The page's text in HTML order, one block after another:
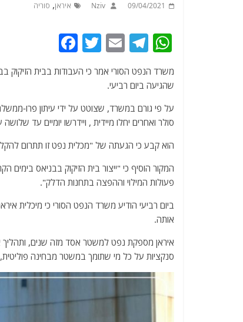
09/04/2021
Nziv איראן, סוריה
W
at
s
A
p
p
T
e
g
ra
m
E
ai
l
T
itt
er
c
e
b
o
o
k
משרד הנפט הסורי אמר כי העבודות בבית הזיקוק
שהגיעה ביום רביעי.
על פי גורם במשרד, שצוטט על ידי עיתון פרו-
סולר ואחרים יחלו מיידית , ויידרשו יומיים עד
הוא קבע כי הגעתה של "מכלית נפט זו תתרום
המקור הוסיף כי "ייצור בית הזיקוק בבניאס בימים
פעולות המילוי וההפצה בתחנות הדלק".
ביום רביעי הודיע ​​משרד הנפט הסורי כי מיכלית
אותה.
איראן מספקת נפט למשטר אסד מזה שנים,
סנקציות על כל מי שתומך במשטר מבחינה